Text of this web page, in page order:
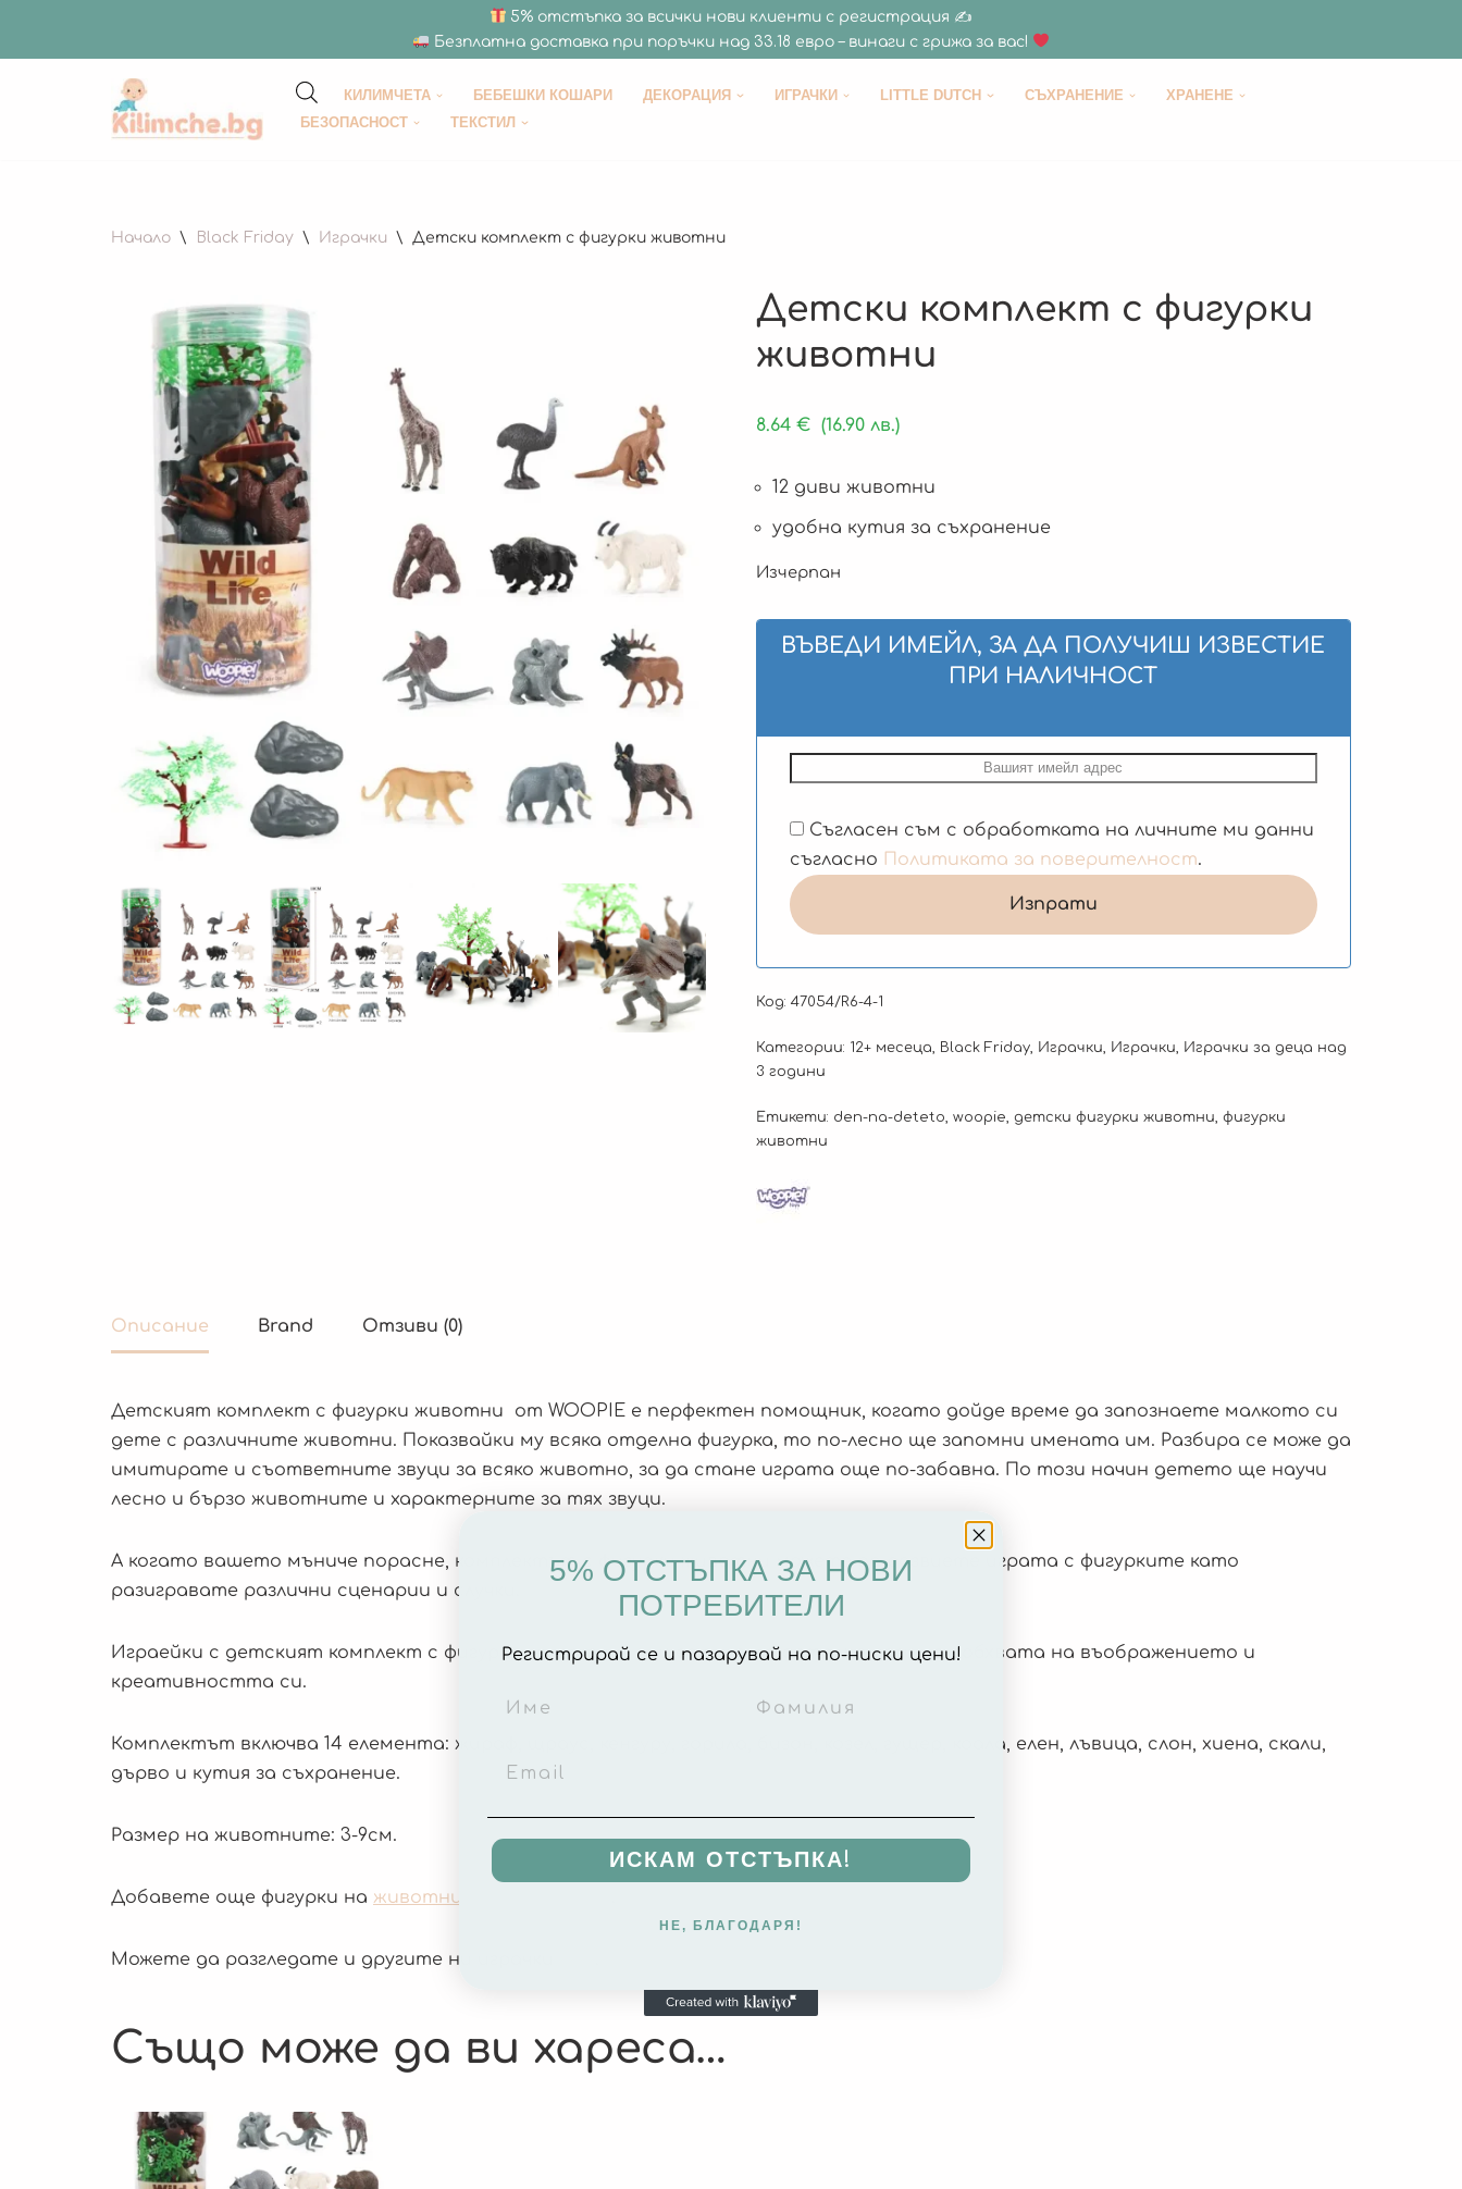
5% отстъпка за всички нови клиенти с регистрация ✍
Безплатна доставка при поръчки над 33.18 евро – винаги с грижа за вас!
Продължете
КИЛИМЧЕТА БЕБЕШКИ КОШАРИ ДЕКОРАЦИЯ ИГРАЧКИ LITTLE DUTCH СЪХРАНЕНИЕ
ХРАНЕНЕ
БЕЗОПАСНОСТ
ТЕКСТИЛ
Начало \ Black Friday \ Играчки \ Детски комплект с фигурки животни
Детски комплект с фигурки
животни
8.64 € (16.90 лв.)
12 диви животни
удобна кутия за съхранение
Изчерпан
ВЪВЕДИ ИМЕЙЛ, ЗА ДА ПОЛУЧИШ ИЗВЕСТИЕ
ПРИ НАЛИЧНОСТ
Съгласен съм с обработката на личните ми данни
съгласно Политиката за поверителност.
Код: 47054/R6-4-1
Категории: 12+ месеца Black Friday, Играчки Играчки
Играчки за деца над
3 години
Етикети: den-na-deteto woopie детски фигурки животни фигурки
животни
Описание Brand Отзиви (0)
Детският комплект с фигурки животни от WOOPIE е перфектен помощник, когато дойде време да запознаете малкото си
дете с различните животни. Показвайки му всяка отделна фигурка, то по-лесно ще запомни имената им. Разбира се може да
имитирате и съответните звуци за всяко животно, за да стане играта още по-забавна. По този начин детето ще научи
лесно и бързо животните и характерните за тях звуци.
А когато вашето мъниче порасне, комплектът с фигурки животни можете да развиете играта с фигурките като
разигравате различни сценарии и случки.
Играейки с детският комплект с фигурки животни , вашето малко дете ще разшири обхвата на въображението и
креативността си.
Комплектът включва 14 елемента: жираф, щраус, кенгуру, горила, бизон, козел, гущер, коала, елен, лъвица, слон, хиена, скали,
дърво и кутия за съхранение.
Размер на животните: 3-9см.
Добавете още фигурки на животни от тази серия
Можете да разгледате и другите ни играчки
Също може да ви хареса…
5% ОТСТЪПКА ЗА НОВИ
ПОТРЕБИТЕЛИ
Регистрирай се и пазарувай на по-ниски цени!
ИСКАМ ОТСТЪПКА!
НЕ, БЛАГОДАРЯ!